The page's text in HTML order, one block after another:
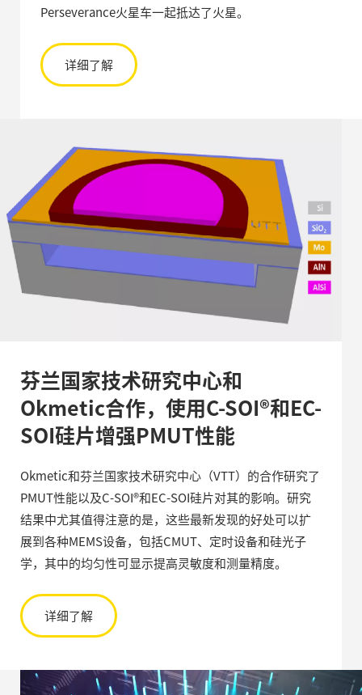
Perseverance火星车一起抵达了火星。
详细了解
芬兰国家技术研究中心和
Okmetic合作，使用C-SOI®和EC-
SOI硅片增强PMUT性能
Okmetic和芬兰国家技术研究中心（VTT）的合作研究了
PMUT性能以及C-SOI®和EC-SOI硅片对其的影响。研究
结果中尤其值得注意的是，这些最新发现的好处可以扩
展到各种MEMS设备，包括CMUT、定时设备和硅光子
学，其中的均匀性可显示提高灵敏度和测量精度。
详细了解